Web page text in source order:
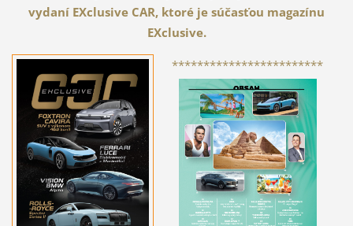
vydaní EXclusive CAR, ktoré je súčasťou magazínu
EXclusive.
************************